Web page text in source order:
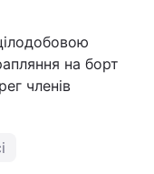
на борт
членів